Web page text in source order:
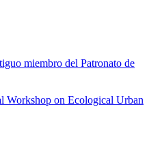
miembro del Patronato de
Workshop on Ecological Urban